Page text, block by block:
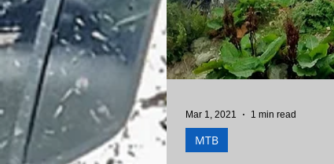
MTB
Mar 1, 2021 1 min read